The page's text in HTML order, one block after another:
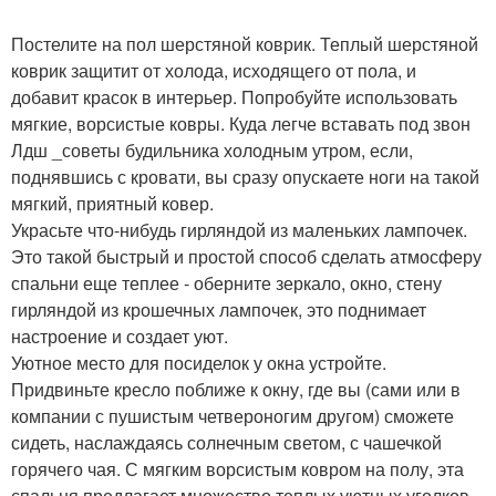
Постелите на пол шерстяной коврик. Теплый шерстяной
коврик защитит от холода, исходящего от пола, и
добавит красок в интерьер. Попробуйте использовать
мягкие, ворсистые ковры. Куда легче вставать под звон
Лдш _советы будильника холодным утром, если,
поднявшись с кровати, вы сразу опускаете ноги на такой
мягкий, приятный ковер.
Украсьте что-нибудь гирляндой из маленьких лампочек.
Это такой быстрый и простой способ сделать атмосферу
спальни еще теплее - оберните зеркало, окно, стену
гирляндой из крошечных лампочек, это поднимает
настроение и создает уют.
Уютное место для посиделок у окна устройте.
Придвиньте кресло поближе к окну, где вы (сами или в
компании с пушистым четвероногим другом) сможете
сидеть, наслаждаясь солнечным светом, с чашечкой
горячего чая. С мягким ворсистым ковром на полу, эта